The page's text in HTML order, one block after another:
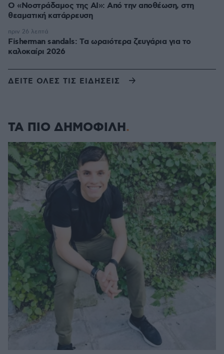
Ο «Νοστράδαμος της AI»: Από την αποθέωση, στη
θεαματική κατάρρευση
Fisherman sandals: Tα ωραιότερα ζευγάρια για το
καλοκαίρι 2026
πριν 26 λεπτά
ΔΕΙΤΕ ΟΛΕΣ ΤΙΣ ΕΙΔΗΣΕΙΣ
ΤΑ ΠΙΟ ΔΗΜΟΦΙΛΗ